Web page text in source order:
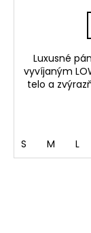
Luxusné
vyvíjaným
telo a
S M L